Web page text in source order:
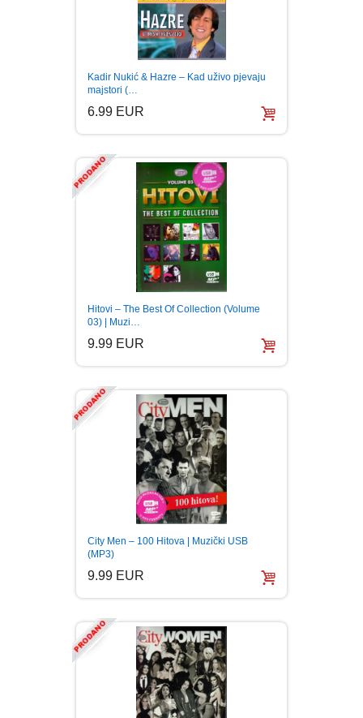
Kadir Nukić & Hazre – Kad uživo pjevaju
majstori (…
6.99 EUR
Hitovi – The Best Of Collection (Volume
03) | Muzi…
9.99 EUR
City Men – 100 Hitova | Muzički USB
(MP3)
9.99 EUR